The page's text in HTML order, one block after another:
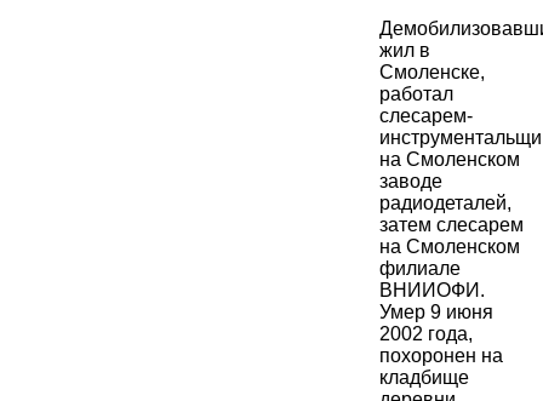
жил в
Смоленске,
работал
слесарем-
на Смоленском
заводе
радиодеталей,
затем слесарем
на Смоленском
филиале
ВНИИОФИ.
Умер 9 июня
2002 года,
похоронен на
кладбище